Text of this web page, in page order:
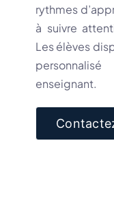
rythmes
à suivre
Les élèves
enseignant.